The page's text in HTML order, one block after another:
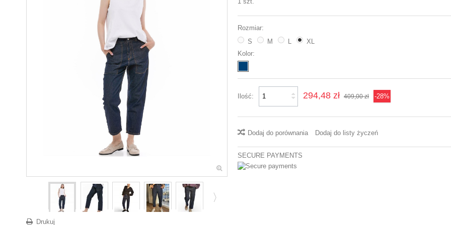
Drukuj
Rozmiar:
S
M L
XL
Kolor:
Ilość: 294,48 zł 409,00 zł -28%
Dodaj do porównania Dodaj do listy życzeń
SECURE PAYMENTS